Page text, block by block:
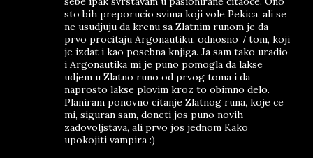
sto bih preporucio svima koji vole Pekica, ali se
ne usudjuju da krenu sa Zlatnim runom je da
prvo procitaju Argonautiku, odnosno 7 tom, koji
je izdat i kao posebna knjiga. Ja sam tako uradio
i Argonautika mi je puno pomogla da lakse
udjem u Zlatno runo od prvog toma i da
naprosto lakse plovim kroz to obimno delo.
Planiram ponovno citanje Zlatnog runa, koje ce
mi, siguran sam, doneti jos puno novih
zadovoljstava, ali prvo jos jednom Kako
upokojiti vampira :)